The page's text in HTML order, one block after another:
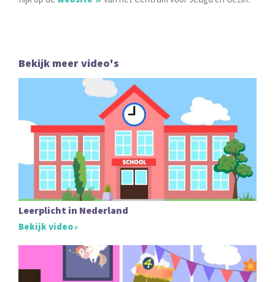
Bekijk meer video's
Leerplicht in Nederland
Bekijk video